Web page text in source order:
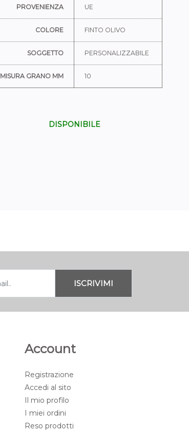
PROVENIENZA UE
COLORE FINTO OLIVO
SOGGETTO PERSONALIZZABILE
MISURA GRANO MM 10
DISPONIBILE
Account
Registrazione
Accedi al sito
Il mio profilo
I miei ordini
Reso prodotti